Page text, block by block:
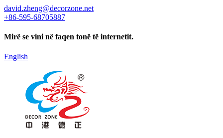
david.zheng@decorzone.net
+86-595-68705887
Mirë se vini në faqen tonë të internetit.
English